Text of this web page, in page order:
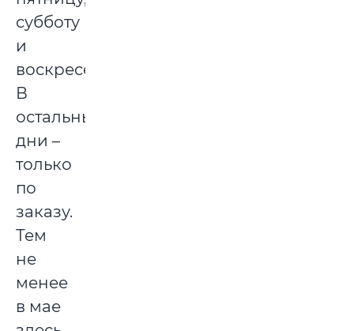
субботу
и
воскресенье.
В
остальные
дни –
только
по
заказу.
Тем
не
менее
в мае